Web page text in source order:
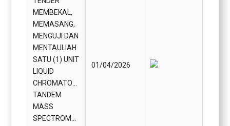
MEMBEKAL,
MEMASANG,
MENGUJI DAN
MENTAULIAH
SATU (1) UNIT
LIQUID
CHROMATOGRAPH-
TANDEM
MASS
SPECTROMETRY
01/04/2026